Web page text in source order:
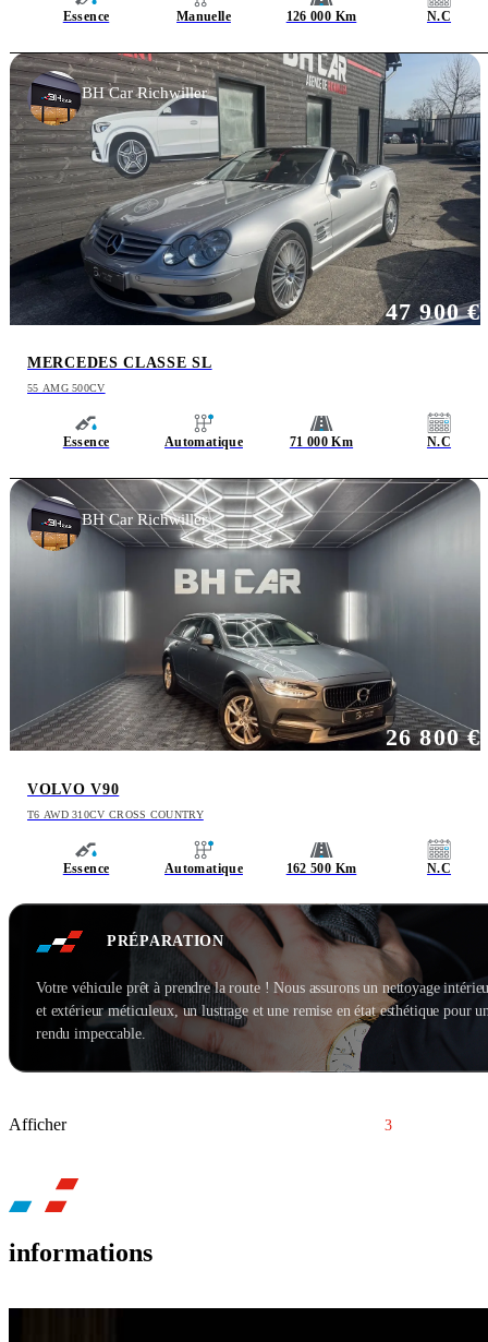
Essence Manuelle 126 000 Km N.C
MERCEDES CLASSE SL
55 AMG 500CV
Essence Automatique 71 000 Km N.C
47 900 €
BH Car Richwiller
VOLVO V90
T6 AWD 310CV CROSS COUNTRY
Essence Automatique 162 500 Km N.C
26 800 €
BH Car Richwiller
PRÉPARATION
Votre véhicule prêt à prendre la route ! Nous assurons un nettoyage
et extérieur méticuleux, un lustrage et une remise en état esthétique pour
rendu impeccable.
Afficher 3
informations